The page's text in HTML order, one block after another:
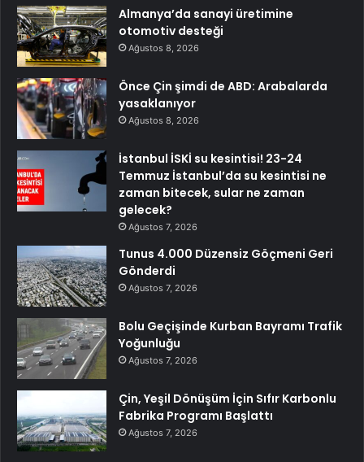
Almanya’da sanayi üretimine
otomotiv desteği
Ağustos 8, 2026
Önce Çin şimdi de ABD: Arabalarda
yasaklanıyor
Ağustos 8, 2026
İstanbul İSKİ su kesintisi! 23-24
Temmuz İstanbul’da su kesintisi ne
zaman bitecek, sular ne zaman
gelecek?
Ağustos 7, 2026
Tunus 4.000 Düzensiz Göçmeni Geri
Gönderdi
Ağustos 7, 2026
Bolu Geçişinde Kurban Bayramı Trafik
Yoğunluğu
Ağustos 7, 2026
Çin, Yeşil Dönüşüm İçin Sıfır Karbonlu
Fabrika Programı Başlattı
Ağustos 7, 2026